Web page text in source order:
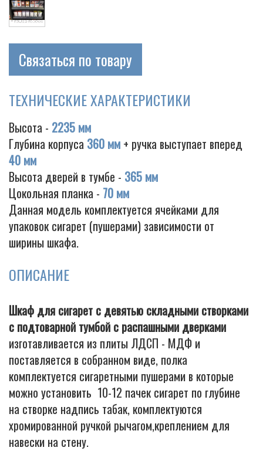
Связаться по товару
ТЕХНИЧЕСКИЕ ХАРАКТЕРИСТИКИ
Высота - 2235 мм
Глубина корпуса 360 мм + ручка выступает вперед
40 мм
Высота дверей в тумбе - 365 мм
Цокольная планка - 70 мм
Данная модель комплектуется ячейками для
упаковок сигарет (пушерами) зависимости от
ширины шкафа.
ОПИСАНИЕ
Шкаф для сигарет с девятью складными створками
с подтоварной тумбой с распашными дверками
изготавливается из плиты ЛДСП - МДФ и
поставляется в собранном виде, полка
комплектуется сигаретными пушерами в которые
можно установить 10-12 пачек сигарет по глубине
на створке надпись табак, комплектуются
хромированной ручкой рычагом,креплением для
навески на стену.